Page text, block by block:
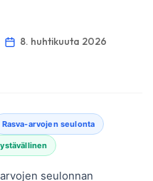
8. huhtikuuta 2026
Rasva-arvojen seulonta
seulonnan